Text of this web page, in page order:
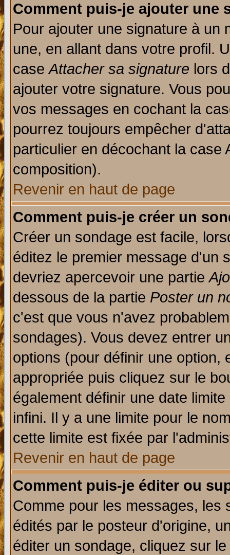
Comment puis-je ajouter une
Pour ajouter une signature à un
une, en allant dans votre profil.
caseAttacher sa signature lors
ajouter votre signature. Vous
vos messages en cochant la
pourrez toujours empêcher
particulier en décochant la
composition).
Revenir en haut de page
Comment puis-je créer un
Créer un sondage est facile,
éditez le premier message d'un
devriez apercevoir une partie
dessous de la partie Poster un
c'est que vous n'avez
sondages). Vous devez entrer
options (pour définir une option,
appropriée puis cliquez sur le
également définir une date
infini. Il y a une limite pour le
cette limite est fixée par
Revenir en haut de page
Comment puis-je éditer ou
Comme pour les messages, les
édités par le posteur d'origine,
éditer un sondage, cliquez sur